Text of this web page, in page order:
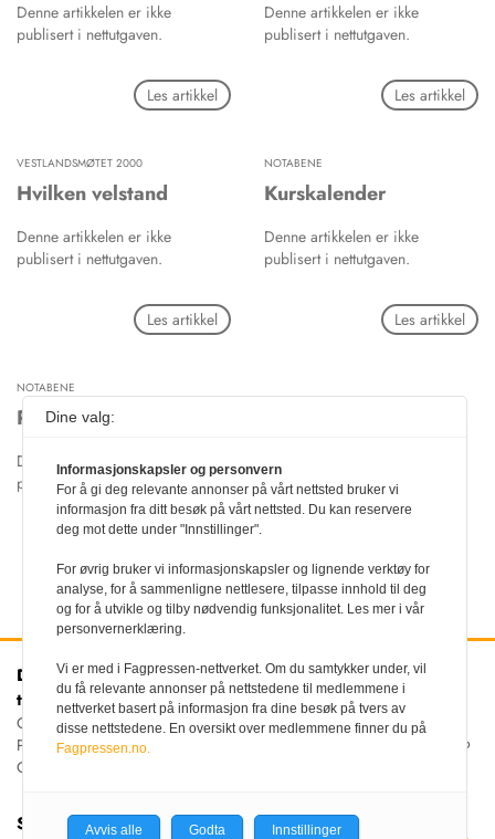
Denne artikkelen er ikke
publisert i nettutgaven.
Les artikkel
Denne artikkelen er ikke
publisert i nettutgaven.
Les artikkel
VESTLANDSMØTET 2000
Hvilken velstand
Denne artikkelen er ikke
publisert i nettutgaven.
Les artikkel
NOTABENE
Kurskalender
Denne artikkelen er ikke
publisert i nettutgaven.
Les artikkel
NOTABENE
Personalia
Denne artikkelen er ikke
publisert i nettutgaven.
Den norske
tannlegeforenings Tidende
Christiania Torv 5, 0158 Oslo
Postboks 2073 Vika, 0125
OSLO
Kontakt oss
Tlf:22 54 74 00
E-post:
tidende@tannlegeforeningen.no
Sjefredaktør
Dine valg:
Informasjonskapsler og personvern
For å gi deg relevante annonser på vårt nettsted bruker vi
informasjon fra ditt besøk på vårt nettsted. Du kan reservere
deg mot dette under "Innstillinger".
For øvrig bruker vi informasjonskapsler og lignende verktøy for
analyse, for å sammenligne nettlesere, tilpasse innhold til deg
og for å utvikle og tilby nødvendig funksjonalitet. Les mer i vår
personvernerklæring.
Vi er med i Fagpressen-nettverket. Om du samtykker under, vil
du få relevante annonser på nettstedene til medlemmene i
nettverket basert på informasjon fra dine besøk på tvers av
disse nettstedene. En oversikt over medlemmene finner du på
Fagpressen.no.
Avvis alle Godta Innstillinger